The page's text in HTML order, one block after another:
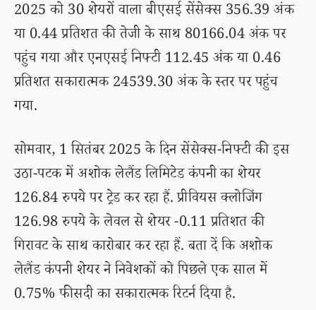
2025 को 30 शेयरों वाला बीएसई सेंसेक्स 356.39 अंक
या 0.44 प्रतिशत की तेजी के साथ 80166.04 अंक पर
पहुंच गया और एनएसई निफ्टी 112.45 अंक या 0.46
प्रतिशत सकारात्मक 24539.30 अंक के स्तर पर पहुंच
गया.
सोमवार, 1 सितंबर 2025 के दिन सेंसेक्स-निफ्टी की इस
उठा-पटक में अशोक लेलैंड लिमिटेड कंपनी का शेयर
126.84 रुपये पर ट्रेड कर रहा हैं. प्रीवियस क्लोजिंग
126.98 रुपये के लेवल से शेयर -0.11 प्रतिशत की
गिरावट के साथ कारोबार कर रहा हैं. बता दें कि अशोक
लेलैंड कंपनी शेयर ने निवेशकों को पिछले एक साल में
0.75% फीसदी का सकारात्मक रिटर्न दिया है.